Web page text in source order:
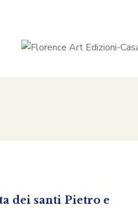
dei santi Pietro e